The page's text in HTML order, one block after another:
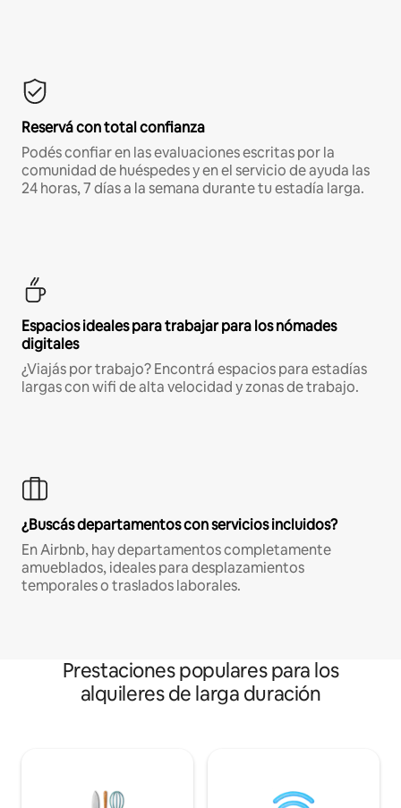
Reservá con total confianza
Podés confiar en las evaluaciones escritas por la
comunidad de huéspedes y en el servicio de ayuda las
24 horas, 7 días a la semana durante tu estadía larga.
Espacios ideales para trabajar para los nómades
digitales
¿Viajás por trabajo? Encontrá espacios para estadías
largas con wifi de alta velocidad y zonas de trabajo.
¿Buscás departamentos con servicios incluidos?
En Airbnb, hay departamentos completamente
amueblados, ideales para desplazamientos
temporales o traslados laborales.
Prestaciones populares para los
alquileres de larga duración